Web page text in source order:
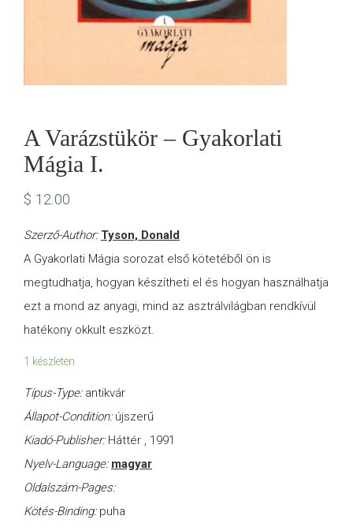
A Varázstükör – Gyakorlati
Mágia I.
$ 12.00
Szerző-Author: Tyson, Donald
A Gyakorlati Mágia sorozat első kötetéből ön is
megtudhatja, hogyan készítheti el és hogyan használhatja
ezt a mond az anyagi, mind az asztrálvilágban rendkívül
hatékony okkult eszközt.
1 készleten
Típus-Type: antikvár
Állapot-Condition: újszerű
Kiadó-Publisher: Háttér , 1991
Nyelv-Language: magyar
Oldalszám-Pages:
Kötés-Binding: puha